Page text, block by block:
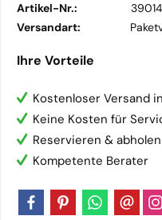
Artikel-Nr.:
Versandart:
Ihre Vorteile
Kostenloser Versand
Keine Kosten für
Reservieren & abholen
Kompetente Berater